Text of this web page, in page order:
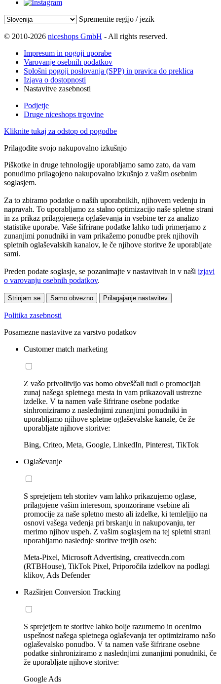
Spremenite regijo / jezik
© 2010-2026 niceshops GmbH - All rights reserved.
Impresum in pogoji uporabe
Varovanje osebnih podatkov
Splošni pogoji poslovanja (SPP) in pravica do preklica
Izjava o dostopnosti
Nastavitve zasebnosti
Podjetje
Druge niceshops trgovine
Kliknite tukaj za odstop od pogodbe
Prilagodite svojo nakupovalno izkušnjo
Piškotke in druge tehnologije uporabljamo samo zato, da vam
ponudimo prilagojeno nakupovalno izkušnjo z vašim osebnim
soglasjem.
Za to zbiramo podatke o naših uporabnikih, njihovem vedenju in
napravah. To uporabljamo za stalno optimizacijo naše spletne strani
in za prikaz prilagojenega oglaševanja in vsebine ter za analizo
statistike uporabe. Vaše šifrirane podatke lahko tudi primerjamo z
zunanjimi ponudniki in vam prikažemo ponudbe prek njihovih
spletnih oglaševalskih kanalov, le če njihove storitve že uporabljate
sami.
Preden podate soglasje, se pozanimajte v nastavitvah in v naši izjavi
o varovanju osebnih podatkov.
Strinjam se Samo obvezno Prilagajanje nastavitev
Politika zasebnosti
Posamezne nastavitve za varstvo podatkov
Customer match marketing
Z vašo privolitvijo vas bomo obveščali tudi o promocijah
zunaj našega spletnega mesta in vam prikazovali ustrezne
izdelke. V ta namen vaše šifrirane osebne podatke
sinhroniziramo z naslednjimi zunanjimi ponudniki in
uporabljamo njihove spletne oglaševalske kanale, če že
uporabljate njihove storitve:
Bing, Criteo, Meta, Google, LinkedIn, Pinterest, TikTok
Oglaševanje
S sprejetjem teh storitev vam lahko prikazujemo oglase,
prilagojene vašim interesom, sponzorirane vsebine ali
promocije za naše spletno mesto ali izdelke, ki temleljijo na
osnovi vašega vedenja pri brskanju in nakupovanju, ter
merimo njihov uspeh. Z vašim soglasjem na tej spletni strani
uporabljamo naslednje storitve tretjih oseb:
Meta-Pixel, Microsoft Advertising, creativecdn.com
(RTBHouse), TikTok Pixel, Priporočila izdelkov na podlagi
klikov, Ads Defender
Razširjen Conversion Tracking
S sprejetjem te storitve lahko bolje razumemo in ocenimo
uspešnost našega spletnega oglaševanja ter optimiziramo našo
oglaševalsko ponudbo. V ta namen vaše šifrirane osebne
podatke sinhroniziramo z naslednjimi zunanjimi ponudniki, če
že uporabljate njihove storitve:
Google Ads